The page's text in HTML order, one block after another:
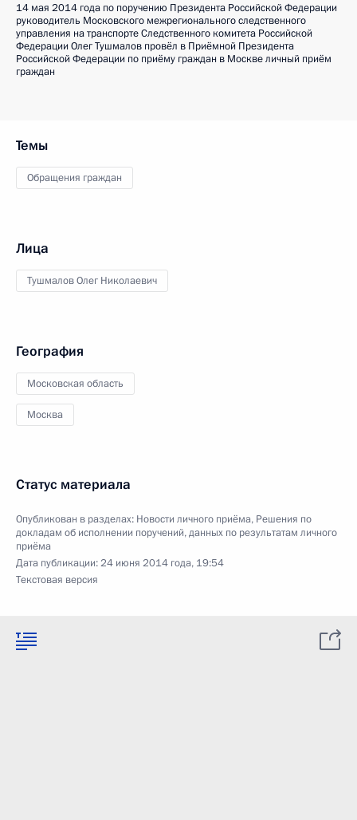
14 мая 2014 года по поручению Президента Российской Федерации
руководитель Московского межрегионального следственного
управления на транспорте Следственного комитета Российской
Федерации Олег Тушмалов провёл в Приёмной Президента
Российской Федерации по приёму граждан в Москве личный приём
граждан
Темы
Обращения граждан
Лица
Тушмалов Олег Николаевич
География
Московская область
Москва
Статус материала
Опубликован в разделах: Новости личного приёма, Решения по
докладам об исполнении поручений, данных по результатам личного
приёма
Дата публикации:24 июня 2014 года, 19:54
Текстовая версия